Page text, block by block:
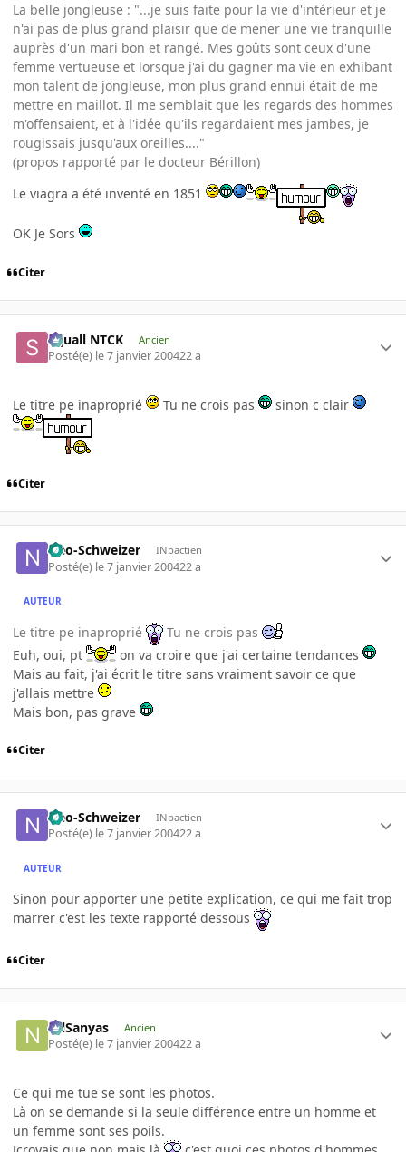
La belle jongleuse : "...je suis faite pour la vie d'intérieur et je
n'ai pas de plus grand plaisir que de mener une vie tranquille
auprès d'un mari bon et rangé. Mes goûts sont ceux d'une
femme vertueuse et lorsque j'ai du gagner ma vie en exhibant
mon talent de jongleuse, mon plus grand ennui était de me
mettre en maillot. Il me semblait que les regards des hommes
m'offensaient, et à l'idée qu'ils regardaient mes jambes, je
rougissais jusqu'aux oreilles...."
(propos rapporté par le docteur Bérillon)
Le viagra a été inventé en 1851
OK Je Sors
Citer
Squall NTCK Ancien
Posté(e) le 7 janvier 200422 a
Le titre pe inaproprié Tu ne crois pas sinon c clair
Citer
Neo-Schweizer INpactien
Posté(e) le 7 janvier 200422 a
AUTEUR
Le titre pe inaproprié
Tu ne crois pas
Euh, oui, pt
on va croire que j'ai certaine tendances
Mais au fait, j'ai écrit le titre sans vraiment savoir ce que
j'allais mettre
Mais bon, pas grave
Citer
Neo-Schweizer INpactien
Posté(e) le 7 janvier 200422 a
AUTEUR
Sinon pour apporter une petite explication, ce qui me fait trop
marrer c'est les texte rapporté dessous
Citer
NilSanyas Ancien
Posté(e) le 7 janvier 200422 a
Ce qui me tue se sont les photos.
Là on se demande si la seule différence entre un homme et
un femme sont ses poils.